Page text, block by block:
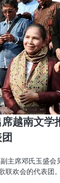
越南文学
主席邓氏玉盛
联欢会的代表团。